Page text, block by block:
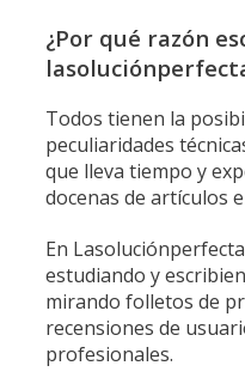
¿Por qué razón
Todos tienen la
peculiaridades
que lleva tiempo y
docenas de artículos
En
estudiando y
mirando folletos de
recensiones de
profesionales.